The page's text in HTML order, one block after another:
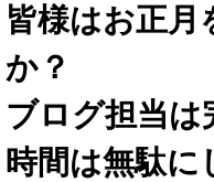
皆様はお正
か？
ブログ担当
時間は無駄